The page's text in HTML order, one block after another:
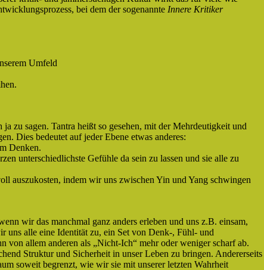
bei dem der sogenannte Innere Kritiker
Umfeld
zu sagen. Tantra heißt so gesehen, mit der Mehrdeutigkeit und
Dies bedeutet auf jeder Ebene etwas anderes:
Denken.
unterschiedlichste Gefühle da sein zu lassen und sie alle zu
auszukosten, indem wir uns zwischen Yin und Yang schwingen
wir das manchmal ganz anders erleben und uns z.B. einsam,
alle eine Identität zu, ein Set von Denk-, Fühl- und
von allem anderen als „Nicht-Ich“ mehr oder weniger scharf ab.
Struktur und Sicherheit in unser Leben zu bringen. Andererseits
soweit begrenzt, wie wir sie mit unserer letzten Wahrheit